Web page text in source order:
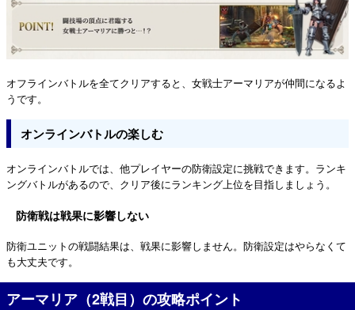
オフラインバトルを全てクリアすると、女戦士アーマリアが仲間になるよ
うです。
オンラインバトルの楽しむ
オンラインバトルでは、他プレイヤーの防衛設定に挑戦できます。ランキ
ングバトルがあるので、クリア後にランキング上位を目指しましょう。
防衛戦は戦果に影響しない
防衛ユニットの戦闘結果は、戦果に影響しません。防衛設定はやらなくて
も大丈夫です。
アーマリア（2戦目）の攻略ポイント